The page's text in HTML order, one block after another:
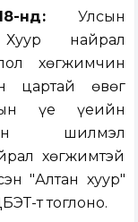
нд: Улсын
найрал
хөгжимчин
цартай өвөг
үе үеийн
шилмэл
хөгжимтэй
"Алтан хуур"
т тоглоно.